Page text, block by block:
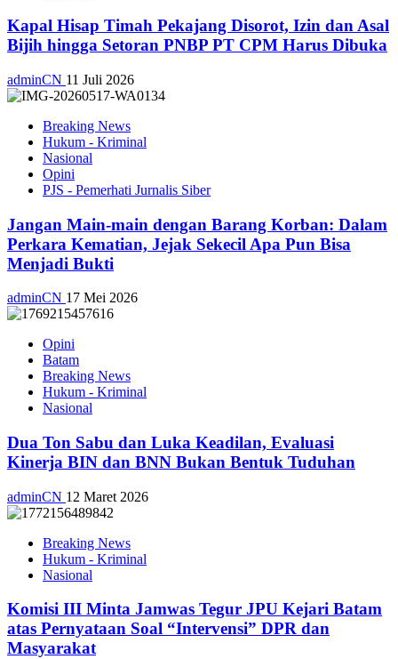
Kapal Hisap Timah Pekajang Disorot, Izin dan Asal
Bijih hingga Setoran PNBP PT CPM Harus Dibuka
adminCN 11 Juli 2026
Breaking News
Hukum - Kriminal
Nasional
Opini
PJS - Pemerhati Jurnalis Siber
Jangan Main-main dengan Barang Korban: Dalam
Perkara Kematian, Jejak Sekecil Apa Pun Bisa
Menjadi Bukti
adminCN 17 Mei 2026
Opini
Batam
Breaking News
Hukum - Kriminal
Nasional
Dua Ton Sabu dan Luka Keadilan, Evaluasi
Kinerja BIN dan BNN Bukan Bentuk Tuduhan
adminCN 12 Maret 2026
Breaking News
Hukum - Kriminal
Nasional
Komisi III Minta Jamwas Tegur JPU Kejari Batam
atas Pernyataan Soal “Intervensi” DPR dan
Masyarakat